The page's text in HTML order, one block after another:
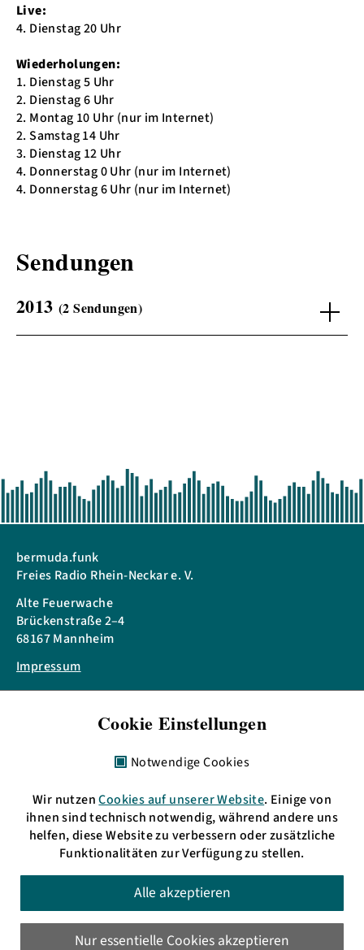
Live:
4. Dienstag 20 Uhr
Wiederholungen:
1. Dienstag 5 Uhr
2. Dienstag 6 Uhr
2. Montag 10 Uhr (nur im Internet)
2. Samstag 14 Uhr
3. Dienstag 12 Uhr
4. Donnerstag 0 Uhr (nur im Internet)
4. Donnerstag 6 Uhr (nur im Internet)
Sendungen
2013 (2 Sendungen)
bermuda.funk
Freies Radio Rhein-Neckar e. V.
Alte Feuerwache
Brückenstraße 2–4
68167 Mannheim
Impressum
info(at)bermudafunk.org
Di., Mi. & Do. 11:00 bis 13:00 Uhr
sowie nach Vereinbarung
oder imLivestream
Cookie Einstellungen
Notwendige Cookies
Wir nutzenCookies auf unserer Website. Einige von
ihnen sind technisch notwendig, während andere uns
helfen, diese Website zu verbessern oder zusätzliche
Funktionalitäten zur Verfügung zu stellen.
Alle akzeptieren
Nur essentielle Cookies akzeptieren